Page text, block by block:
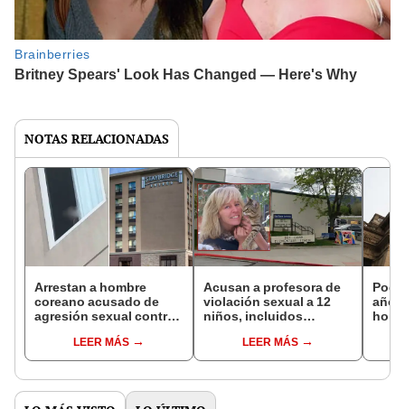
NOTAS RELACIONADAS
Arrestan a hombre
coreano acusado de
agresión sexual contra
México: policía llegó
tras llamada anónima
LEER MÁS
Acusan a profesora de
violación sexual a 12
niños, incluidos
habría enviado carta de
disculpa a una víctima
LEER MÁS